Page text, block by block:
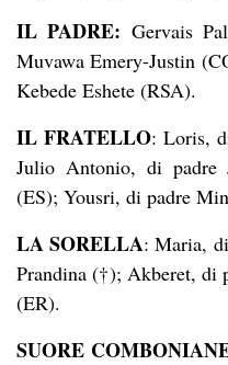
IL PADRE: Gervais
Muvawa Emery-Justin
Kebede Eshete (RSA).
IL FRATELLO: Loris,
Julio Antonio, di padre
(ES); Yousri, di padre
LA SORELLA: Maria,
Prandina (†); Akberet, di
(ER).
SUORE